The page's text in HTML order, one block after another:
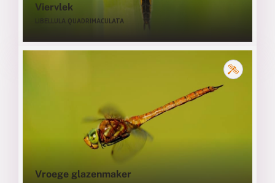
Viervlek
LIBELLULA QUADRIMACULATA
Vroege glazenmaker